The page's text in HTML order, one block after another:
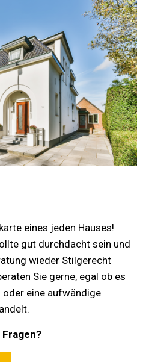
eines jeden Hauses!
gut durchdacht sein und
wieder Stilgerecht
Sie gerne, egal ob es
eine aufwändige